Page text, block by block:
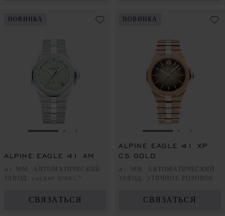
НОВИНКА
ПЕРЕЙТИ К СЛАЙДУ 1
ПЕРЕЙТИ К СЛАЙДУ 2
ПЕРЕЙТИ К СЛАЙДУ 3
ALPINE EAGLE 41 AM
41 ММ, АВТОМАТИЧЕСКИЙ
ЗАВОД, LUCENT STEEL™
СВЯЗАТЬСЯ
НОВИНКА
ПЕРЕЙТИ К
ALPINE EAGLE 41 XP
CS GOLD
41 ММ, АВТОМАТИЧЕСКИЙ
ЗАВОД, ЭТИЧНОЕ РОЗОВОЕ
СВЯЗАТЬСЯ